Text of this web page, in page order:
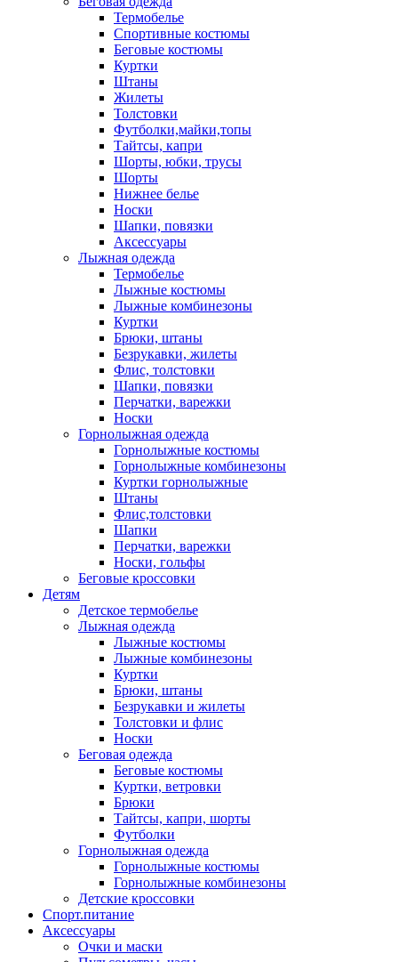
Термобелье
Спортивные костюмы
Беговые костюмы
Куртки
Штаны
Жилеты
Толстовки
Футболки,майки,топы
Тайтсы, капри
Шорты, юбки, трусы
Шорты
Нижнее белье
Носки
Шапки, повязки
Аксессуары
Лыжная одежда
Термобелье
Лыжные костюмы
Лыжные комбинезоны
Куртки
Брюки, штаны
Безрукавки, жилеты
Флис, толстовки
Шапки, повязки
Перчатки, варежки
Носки
Горнолыжная одежда
Горнолыжные костюмы
Горнолыжные комбинезоны
Куртки горнолыжные
Штаны
Флис,толстовки
Шапки
Перчатки, варежки
Носки, гольфы
Беговые кроссовки
Детям
Детское термобелье
Лыжная одежда
Лыжные костюмы
Лыжные комбинезоны
Куртки
Брюки, штаны
Безрукавки и жилеты
Толстовки и флис
Носки
Беговая одежда
Беговые костюмы
Куртки, ветровки
Брюки
Тайтсы, капри, шорты
Футболки
Горнолыжная одежда
Горнолыжные костюмы
Горнолыжные комбинезоны
Детские кроссовки
Спорт.питание
Аксессуары
Очки и маски